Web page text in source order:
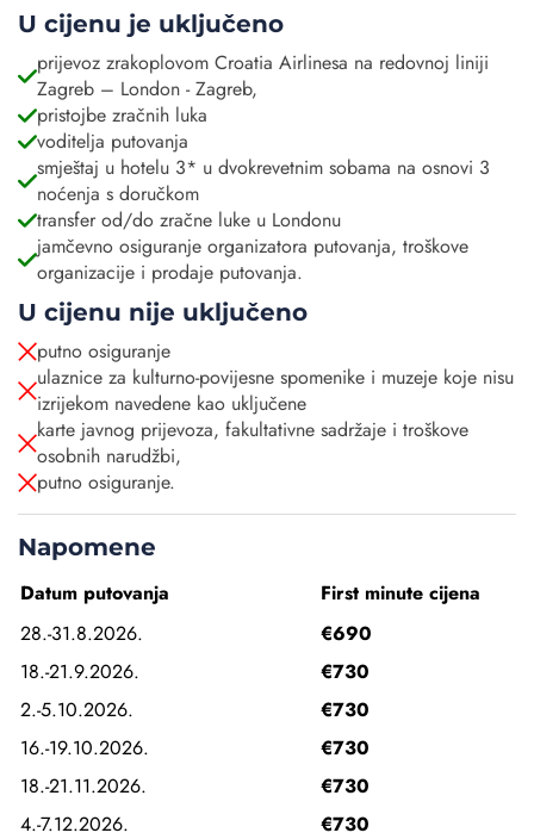
U cijenu je uključeno
prijevoz zrakoplovom Croatia Airlinesa na redovnoj liniji
Zagreb – London - Zagreb,
pristojbe zračnih luka
voditelja putovanja
smještaj u hotelu 3* u dvokrevetnim sobama na osnovi 3
noćenja s doručkom
transfer od/do zračne luke u Londonu
jamčevno osiguranje organizatora putovanja, troškove
organizacije i prodaje putovanja.
U cijenu nije uključeno
putno osiguranje
ulaznice za kulturno-povijesne spomenike i muzeje koje nisu
izrijekom navedene kao uključene
karte javnog prijevoza, fakultativne sadržaje i troškove
osobnih narudžbi,
putno osiguranje.
Napomene
Datum putovanja
First minute cijena
28.-31.8.2026.
€690
18.-21.9.2026.
€730
2.-5.10.2026.
€730
16.-19.10.2026.
€730
18.-21.11.2026.
€730
4.-7.12.2026.
€730